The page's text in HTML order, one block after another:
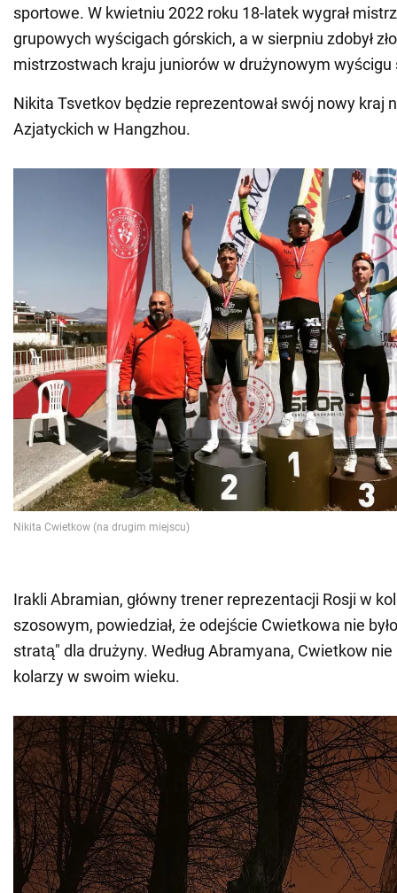
sportowe. W kwietniu 2022 roku 18-latek wygrał
grupowych wyścigach górskich, a w sierpniu zdobył
mistrzostwach kraju juniorów w drużynowym wyścigu
Nikita Tsvetkov będzie reprezentował swój nowy kraj
Azjatyckich w Hangzhou.
Irakli Abramian, główny trener reprezentacji Rosji w
szosowym, powiedział, że odejście Cwietkowa nie
stratą" dla drużyny. Według Abramyana, Cwietkow nie
kolarzy w swoim wieku.